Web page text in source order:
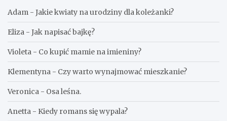
Adam - Jakie kwiaty na urodziny dla koleżanki?
Eliza - Jak napisać bajkę?
Violeta - Co kupić mamie na imieniny?
Klementyna - Czy warto wynajmować mieszkanie?
Veronica - Osa leśna.
Anetta - Kiedy romans się wypala?